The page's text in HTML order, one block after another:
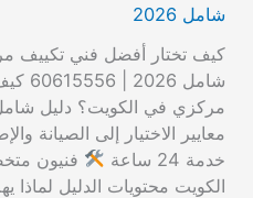
شامل 2026
كيف تختار أفضل فني تكييف
شامل
معايير الاختيار إلى الصيانة
خدمة 24 ساعة
فنيون
الكويت محتويات الدليل لماذا